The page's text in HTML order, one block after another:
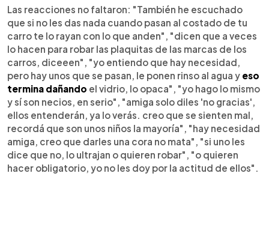
Las reacciones no faltaron: "También he escuchado
que si no les das nada cuando pasan al costado de tu
carro te lo rayan con lo que anden", "dicen que a veces
lo hacen para robar las plaquitas de las marcas de los
carros, diceeen", "yo entiendo que hay necesidad,
pero hay unos que se pasan, le ponen rinso al agua y eso
termina dañando el vidrio, lo opaca", "yo hago lo mismo
y sí son necios, en serio", "amiga solo diles 'no gracias',
ellos entenderán, ya lo verás. creo que se sienten mal,
recordá que son unos niños la mayoría", "hay necesidad
amiga, creo que darles una cora no mata", "si uno les
dice que no, lo ultrajan o quieren robar", "o quieren
hacer obligatorio, yo no les doy por la actitud de ellos".